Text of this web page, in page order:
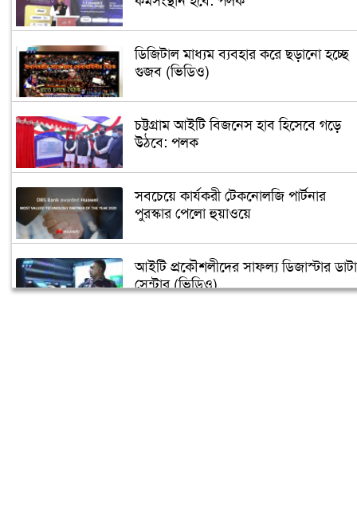
ডিজিটাল মাধ্যম ব্যবহার করে ছড়ানো হচ্ছে
গুজব (ভিডিও)
চট্টগ্রাম আইটি বিজনেস হাব হিসেবে গড়ে
উঠবে: পলক
সবচেয়ে কার্যকরী টেকনোলজি পার্টনার
পুরস্কার পেলো হুয়াওয়ে
আইটি প্রকৌশলীদের সাফল্য ডিজাস্টার ডাটা
সেন্টার (ভিডিও)